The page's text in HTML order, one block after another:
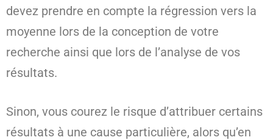
devez prendre en compte la régression vers la
moyenne lors de la conception de votre
recherche ainsi que lors de l’analyse de vos
résultats.
Sinon, vous courez le risque d’attribuer certains
résultats à une cause particulière, alors qu’en